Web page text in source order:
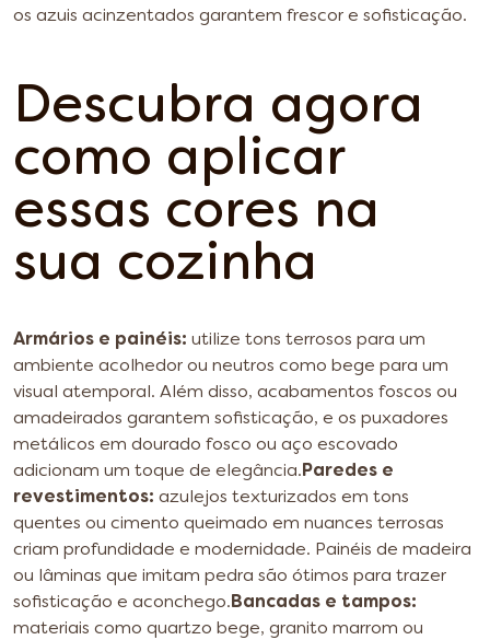
os azuis acinzentados garantem frescor e sofisticação.
Descubra agora
como aplicar
essas cores na
sua cozinha
Armários e painéis: utilize tons terrosos para um
ambiente acolhedor ou neutros como bege para um
visual atemporal. Além disso, acabamentos foscos ou
amadeirados garantem sofisticação, e os puxadores
metálicos em dourado fosco ou aço escovado
adicionam um toque de elegância.Paredes e
revestimentos: azulejos texturizados em tons
quentes ou cimento queimado em nuances terrosas
criam profundidade e modernidade. Painéis de madeira
ou lâminas que imitam pedra são ótimos para trazer
sofisticação e aconchego.Bancadas e tampos:
materiais como quartzo bege, granito marrom ou